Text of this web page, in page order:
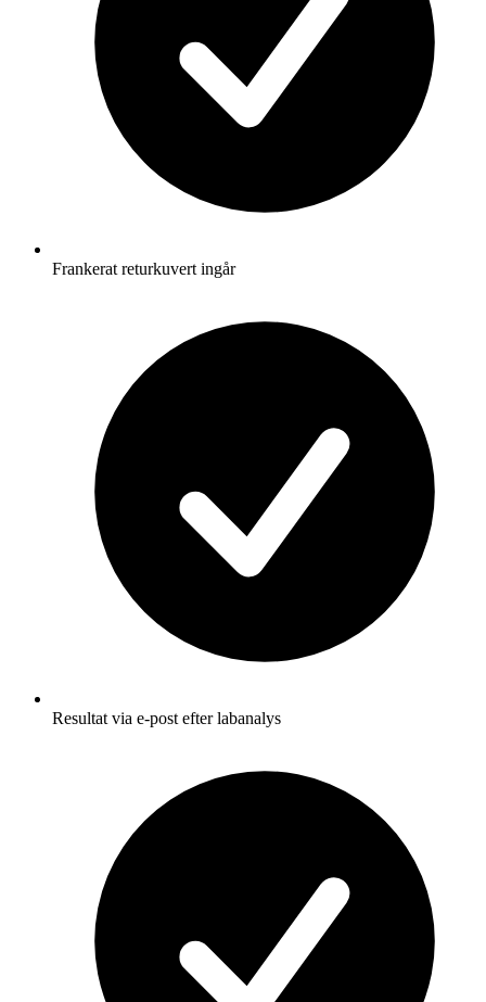
Frankerat returkuvert ingår
Resultat via e-post efter labanalys